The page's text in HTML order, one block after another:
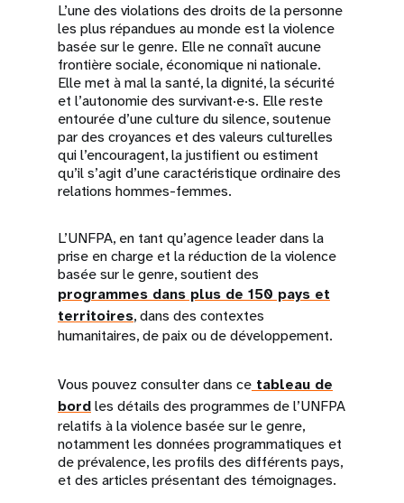
L’une des violations des droits de la personne
les plus répandues au monde est la violence
basée sur le genre. Elle ne connaît aucune
frontière sociale, économique ni nationale.
Elle met à mal la santé, la dignité, la sécurité
et l’autonomie des survivant·e·s. Elle reste
entourée d’une culture du silence, soutenue
par des croyances et des valeurs culturelles
qui l’encouragent, la justifient ou estiment
qu’il s’agit d’une caractéristique ordinaire des
relations hommes-femmes.
L’UNFPA, en tant qu’agence leader dans la
prise en charge et la réduction de la violence
basée sur le genre, soutient des
programmes dans plus de 150 pays et
territoires, dans des contextes
humanitaires, de paix ou de développement.
Vous pouvez consulter dans ce tableau de
bordles détails des programmes de l’UNFPA
relatifs à la violence basée sur le genre,
notamment les données programmatiques et
de prévalence, les profils des différents pays,
et des articles présentant des témoignages.